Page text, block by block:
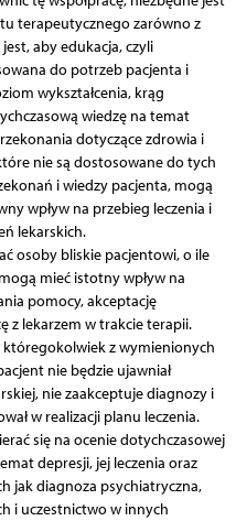
terapeutycznego zarówno z
aby edukacja, czyli
do potrzeb pacjenta i
wykształcenia, krąg
wiedzę na temat
dotyczące zdrowia i
nie są dostosowane do tych
i wiedzy pacjenta, mogą
wpływ na przebieg leczenia i
lekarskich.
osoby bliskie pacjentowi, o ile
mieć istotny wpływ na
pomocy, akceptację
z lekarzem w trakcie terapii.
z wymienionych
nie będzie ujawniał
nie zaakceptuje diagnozy i
w realizacji planu leczenia.
się na ocenie dotychczasowej
depresji, jej leczenia oraz
jak diagnoza psychiatryczna,
i uczestnictwo w innych